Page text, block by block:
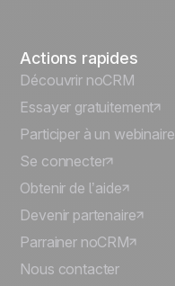
Actions rapides
Découvrir noCRM
Essayer gratuitement
Participer à un webinaire
Se connecter
Obtenir de l’aide
Devenir partenaire
Parrainer noCRM
Nous contacter